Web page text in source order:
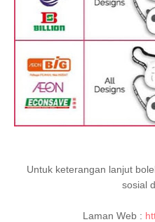
Untuk keterangan lanjut
sosial
Laman Web :